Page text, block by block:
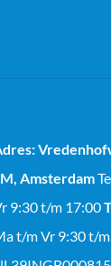
Amsterdam
9:30 t/m 17:00
t/m Vr 9:30 t/